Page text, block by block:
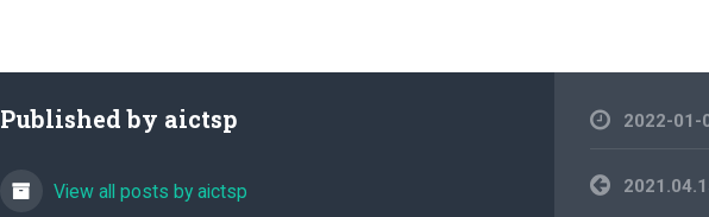
Published by aictsp
View all posts by aictsp
2022-01-
文
章